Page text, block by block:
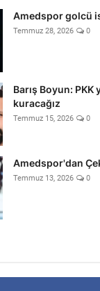
Amedspor golcü
Temmuz 28, 2026 0
Barış Boyun:
kuracağız
Temmuz 15, 2026 0
Amedspor'dan
Temmuz 13, 2026 0